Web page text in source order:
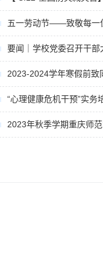
五一劳动节——致敬每一
2023-2024学年寒假前致
“心理健康危机干预”实务
2023年秋季学期重庆师